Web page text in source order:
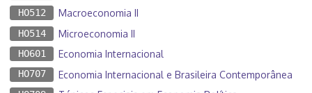
HO512 Macroeconomia II
HO514 Microeconomia II
HO601 Economia Internacional
HO707 Economia Internacional e Brasileira Contemporânea